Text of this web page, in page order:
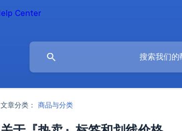
文章分类： 商品与分类